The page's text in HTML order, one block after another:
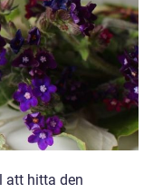
att hitta den